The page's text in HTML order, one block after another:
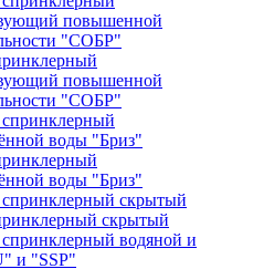
повышенной
"СОБР"
воды "Бриз"
скрытый